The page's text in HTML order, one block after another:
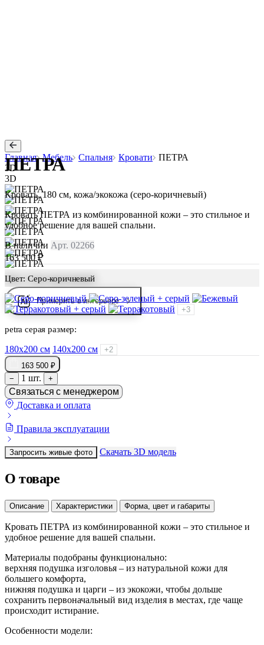
Главная Мебель Спальня Кровати
ПЕТРА
3D
3D
Примерить в интерьере
ПЕТРА
Кровать, 180 см, кожа/экокожа (серо-коричневый)
Кровать ПЕТРА из комбинированной кожи – это стильное и
удобное решение для вашей спальни.
В наличии Арт. 02266
163 500 ₽
Цвет: Серо-коричневый
+3
petra серая размер:
180х200 см 140х200 см
+2
163 500 ₽
−
1 шт. +
Связаться с менеджером
Доставка и оплата
Правила эксплуатации
Запросить живые фото Скачать 3D модель
О товаре
Описание Характеристики Форма, цвет и габариты
Кровать ПЕТРА из комбинированной кожи – это стильное и
удобное решение для вашей спальни.
Материалы подобраны функционально:
верхняя подушка изголовья – из натуральной кожи для
большего комфорта,
нижняя подушка и царги – из экокожи, чтобы дольше
сохранить первоначальный вид изделия в местах, где чаще
происходит истирание.
Особенности модели: